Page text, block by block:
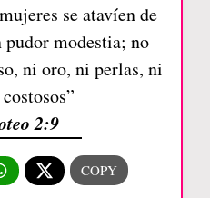
se atavíen de
pudor modestia; no
ni oro, ni perlas, ni
2:9